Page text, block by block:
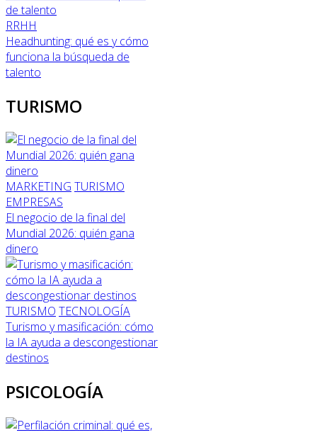
RRHH
Headhunting: qué es y cómo
funciona la búsqueda de
talento
TURISMO
MARKETING TURISMO
EMPRESAS
El negocio de la final del
Mundial 2026: quién gana
dinero
TURISMO TECNOLOGÍA
Turismo y masificación: cómo
la IA ayuda a descongestionar
destinos
PSICOLOGÍA